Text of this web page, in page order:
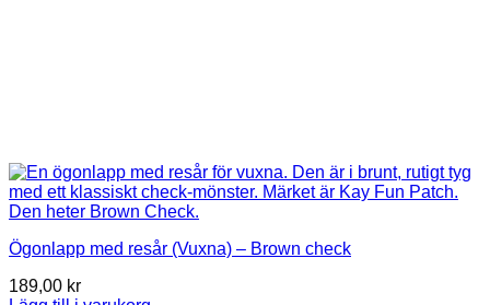
Ögonlapp med resår (Vuxna) – Brown check
189,00 kr